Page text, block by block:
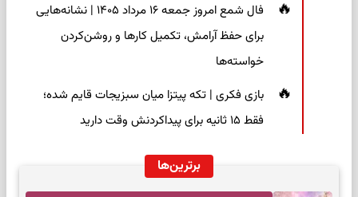
فال شمع امروز جمعه ۱۶ مرداد ۱۴۰۵ | نشانه‌هایی
برای حفظ آرامش، تکمیل کارها و روشن‌کردن
خواسته‌ها
بازی فکری | تکه پیتزا میان سبزیجات قایم شده؛
فقط ۱۵ ثانیه برای پیداکردنش وقت دارید
برترین‌ها